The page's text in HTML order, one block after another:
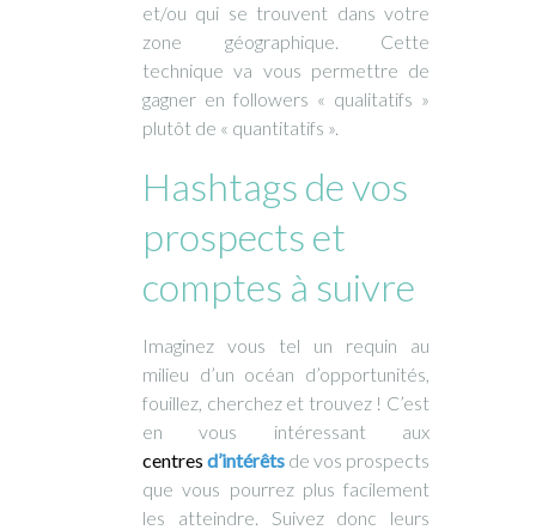
et/ou qui se trouvent dans votre
zone géographique. Cette
technique va vous permettre de
gagner en followers « qualitatifs »
plutôt de « quantitatifs ».
Hashtags de vos
prospects et
comptes à suivre
Imaginez vous tel un requin au
milieu d’un océan d’opportunités,
fouillez, cherchez et trouvez ! C’est
en vous intéressant aux
centres d’intérêts de vos prospects
que vous pourrez plus facilement
les atteindre. Suivez donc leurs